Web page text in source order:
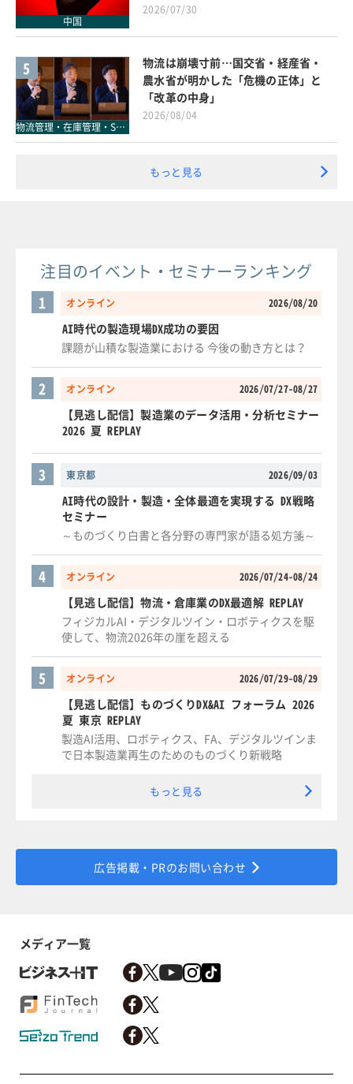
中国
2026/07/30
5
物流管理・在庫管理・SCM
物流は崩壊寸前…国交省・経産省・
農水省が明かした「危機の正体」と
「改革の中身」
2026/08/04
もっと見る
注目のイベント・セミナーランキング
オンライン 2026/08/20
1
AI時代の製造現場DX成功の要因
課題が山積な製造業における 今後の動き方とは？
オンライン 2026/07/27-08/27
2
【見逃し配信】製造業のデータ活用・分析セミナー
2026 夏 REPLAY
東京都 2026/09/03
3
AI時代の設計・製造・全体最適を実現する DX戦略
セミナー
～ものづくり白書と各分野の専門家が語る処方箋～
オンライン 2026/07/24-08/24
4
【見逃し配信】物流・倉庫業のDX最適解 REPLAY
フィジカルAI・デジタルツイン・ロボティクスを駆
使して、物流2026年の崖を超える
オンライン 2026/07/29-08/29
5
【見逃し配信】ものづくりDX&AI フォーラム 2026
夏 東京 REPLAY
製造AI活用、ロボティクス、FA、デジタルツインま
で日本製造業再生のためのものづくり新戦略
もっと見る
広告掲載・PRのお問い合わせ
メディア一覧